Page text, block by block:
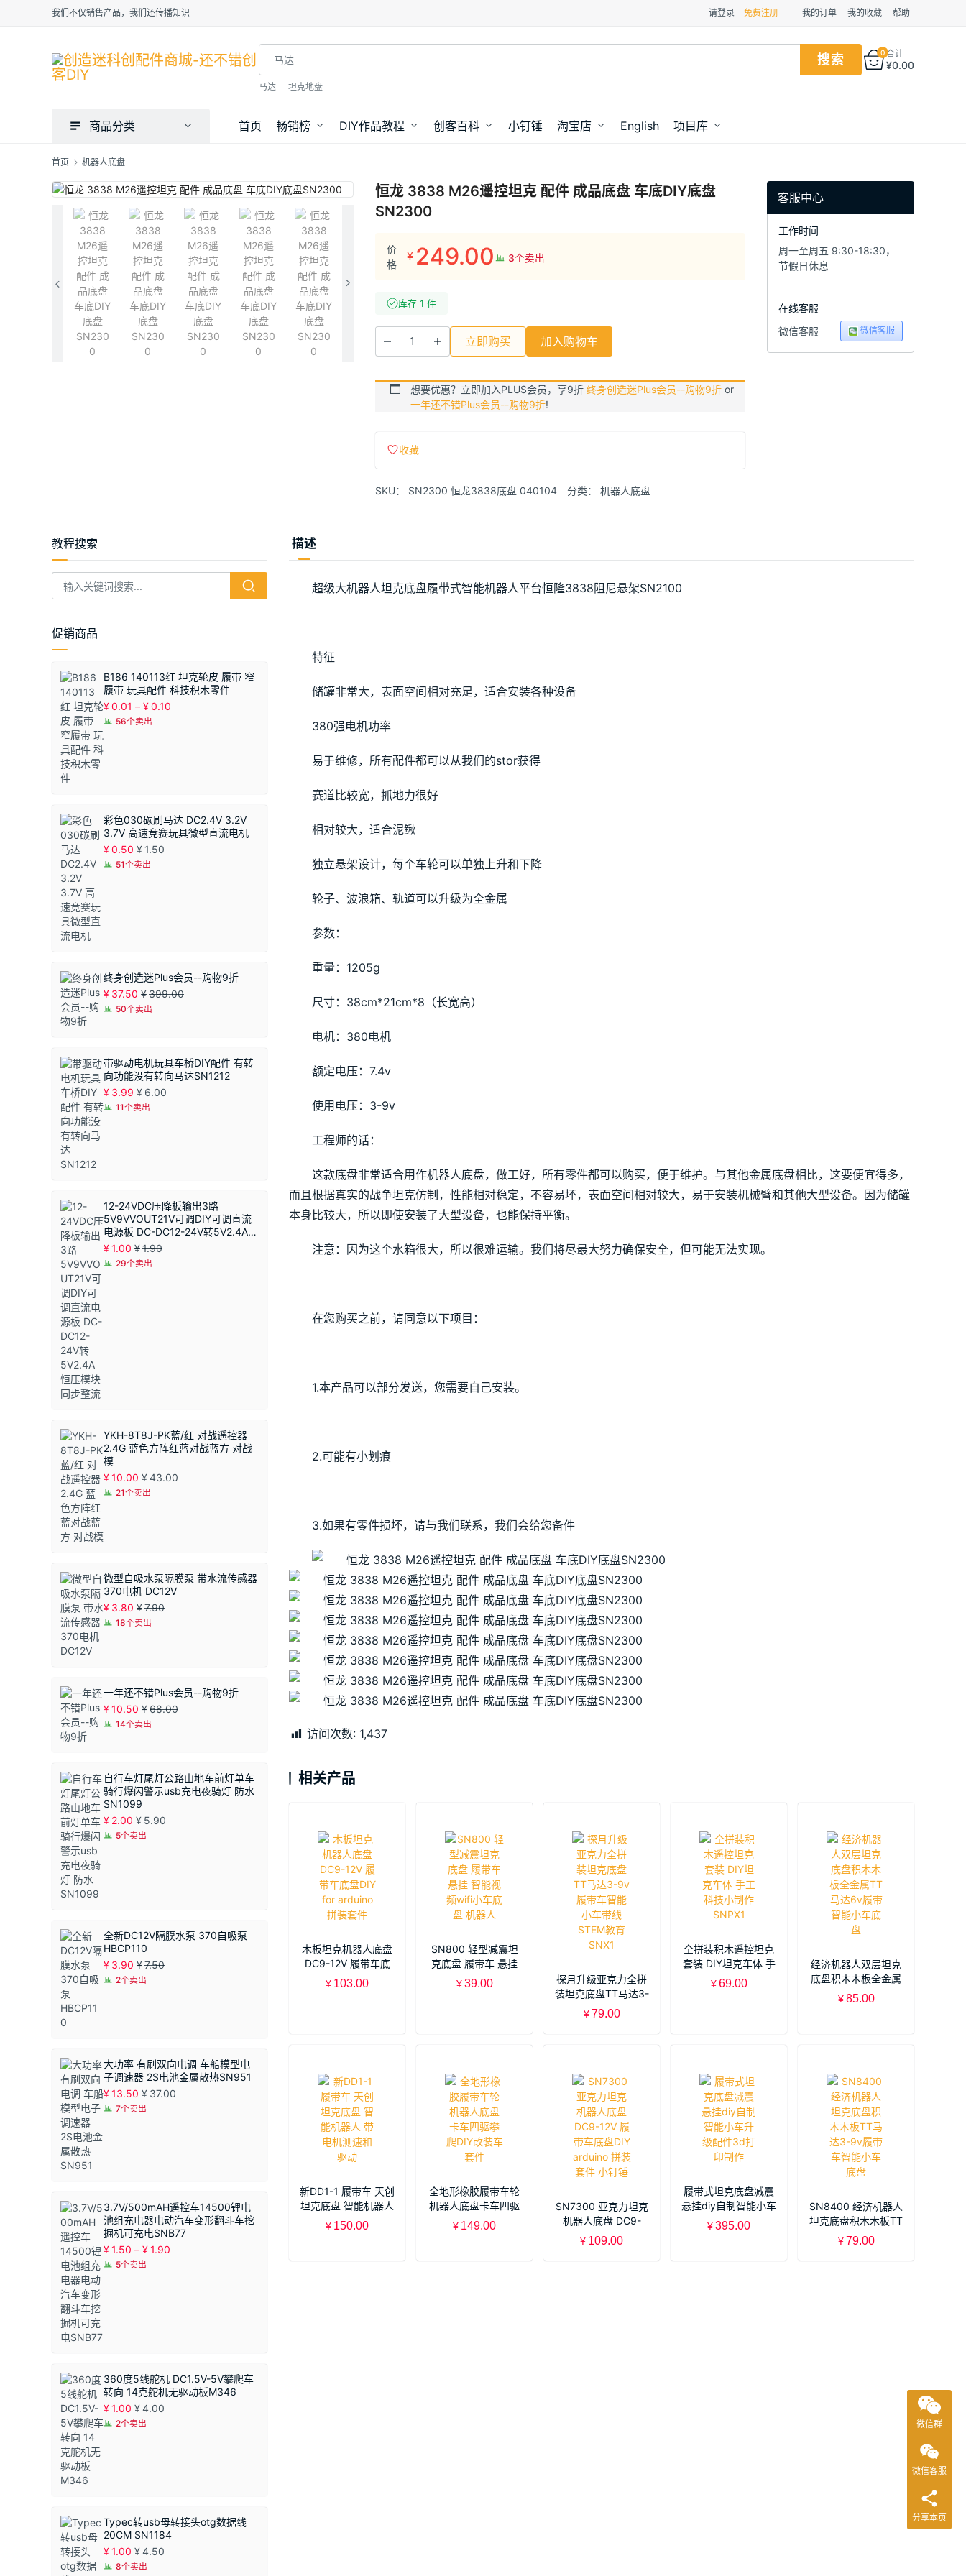
我们不仅销售产品，我们还传播知识 请登录 免费注册 我的订单 我的收藏 帮助
马达 坦克地盘
0合计
¥0.00
商品分类 首页 畅销榜 DIY作品教程 创客百科 小钉锤 淘宝店 English 项目库
首页 机器人底盘
恒龙 3838 M26遥控坦克 配件 成品底盘 车底DIY底盘
SN2300
价
格
¥ 249.00 3个卖出
库存 1 件
立即购买 加入购物车
想要优惠？立即加入PLUS会员，享9折 终身创造迷Plus会员--购物9折 or
一年还不错Plus会员--购物9折!
收藏
SKU： SN2300 恒龙3838底盘 040104 分类： 机器人底盘
客服中心
工作时间
周一至周五 9:30-18:30，
节假日休息
在线客服
微信客服
微信客服
描述
超级大机器人坦克底盘履带式智能机器人平台恒隆3838阻尼悬架SN2100
特征
储罐非常大，表面空间相对充足，适合安装各种设备
380强电机功率
易于维修，所有配件都可以从我们的stor获得
赛道比较宽，抓地力很好
相对较大，适合泥鳅
独立悬架设计，每个车轮可以单独上升和下降
轮子、波浪箱、轨道可以升级为全金属
参数：
重量：1205g
尺寸：38cm*21cm*8（长宽高）
电机：380电机
额定电压：7.4v
使用电压：3-9v
工程师的话：
这款底盘非常适合用作机器人底盘，做工好，所有零件都可以购买，便于维护。与其他金属底盘相比，这要便宜得多，
而且根据真实的战争坦克仿制，性能相对稳定，不容易坏，表面空间相对较大，易于安装机械臂和其他大型设备。因为储罐
本身比较大，所以即使安装了大型设备，也能保持平衡。
注意：因为这个水箱很大，所以很难运输。我们将尽最大努力确保安全，但可能无法实现。
在您购买之前，请同意以下项目：
1.本产品可以部分发送，您需要自己安装。
2.可能有小划痕
3.如果有零件损坏，请与我们联系，我们会给您备件
访问次数: 1,437
相关产品
木板坦克机器人底盘
DC9-12V 履带车底
盘DIY for arduino 拼
¥ 103.00
SN800 轻型减震坦
克底盘 履带车 悬挂
智能视频wifi小车底
¥ 39.00
探月升级亚克力全拼
装坦克底盘TT马达3-
9v履带车智能小车带
¥ 79.00
全拼装积木遥控坦克
套装 DIY坦克车体 手
工科技小制作SNPX1
¥ 69.00
经济机器人双层坦克
底盘积木木板全金属
TT马达6v履带智能
¥ 85.00
新DD1-1 履带车 天创
坦克底盘 智能机器人
带电机测速和驱动
¥ 150.00
全地形橡胶履带车轮
机器人底盘卡车四驱
攀爬DIY改装车套件
¥ 149.00
SN7300 亚克力坦克
机器人底盘 DC9-
12V 履带车底盘DIY
¥ 109.00
履带式坦克底盘减震
悬挂diy自制智能小车
升级配件3d打印制作
¥395.00
SN8400 经济机器人
坦克底盘积木木板TT
马达3-9v履带车智能
¥ 79.00
教程搜索
促销商品
B186 140113红 坦克轮皮 履带 窄
履带 玩具配件 科技积木零件
¥0.01 – ¥0.10
56个卖出
彩色030碳刷马达 DC2.4V 3.2V
3.7V 高速竞赛玩具微型直流电机
¥0.50 ¥1.50
51个卖出
终身创造迷Plus会员--购物9折
¥ 37.50 ¥399.00
50个卖出
带驱动电机玩具车桥DIY配件 有转
向功能没有转向马达SN1212
¥ 3.99 ¥6.00
11个卖出
12-24VDC压降板输出3路
5V9VVOUT21V可调DIY可调直流
电源板 DC-DC12-24V转5V2.4A恒
压模块 同步整流
¥1.00 ¥1.90
29个卖出
YKH-8T8J-PK蓝/红 对战遥控器
2.4G 蓝色方阵红蓝对战蓝方 对战
模
¥10.00 ¥43.00
21个卖出
微型自吸水泵隔膜泵 带水流传感器
370电机 DC12V
¥ 3.80 ¥7.90
18个卖出
一年还不错Plus会员--购物9折
¥10.50 ¥68.00
14个卖出
自行车灯尾灯公路山地车前灯单车
骑行爆闪警示usb充电夜骑灯 防水
SN1099
¥ 2.00 ¥5.90
5个卖出
全新DC12V隔膜水泵 370自吸泵
HBCP110
¥ 3.90 ¥7.50
2个卖出
大功率 有刷双向电调 车船模型电
子调速器 2S电池金属散热SN951
¥13.50 ¥37.00
7个卖出
3.7V/500mAH遥控车14500锂电
池组充电器电动汽车变形翻斗车挖
掘机可充电SNB77
¥1.50 – ¥1.90
5个卖出
360度5线舵机 DC1.5V-5V攀爬车
转向 14克舵机无驱动板M346
¥1.00 ¥4.00
2个卖出
Typec转usb母转接头otg数据线
20CM SN1184
¥1.00 ¥4.50
8个卖出
微信群
微信客服
分享本页